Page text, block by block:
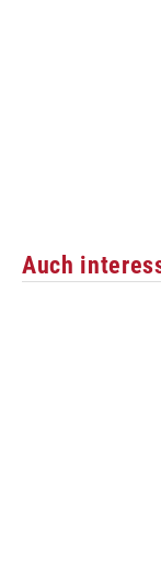
Auch